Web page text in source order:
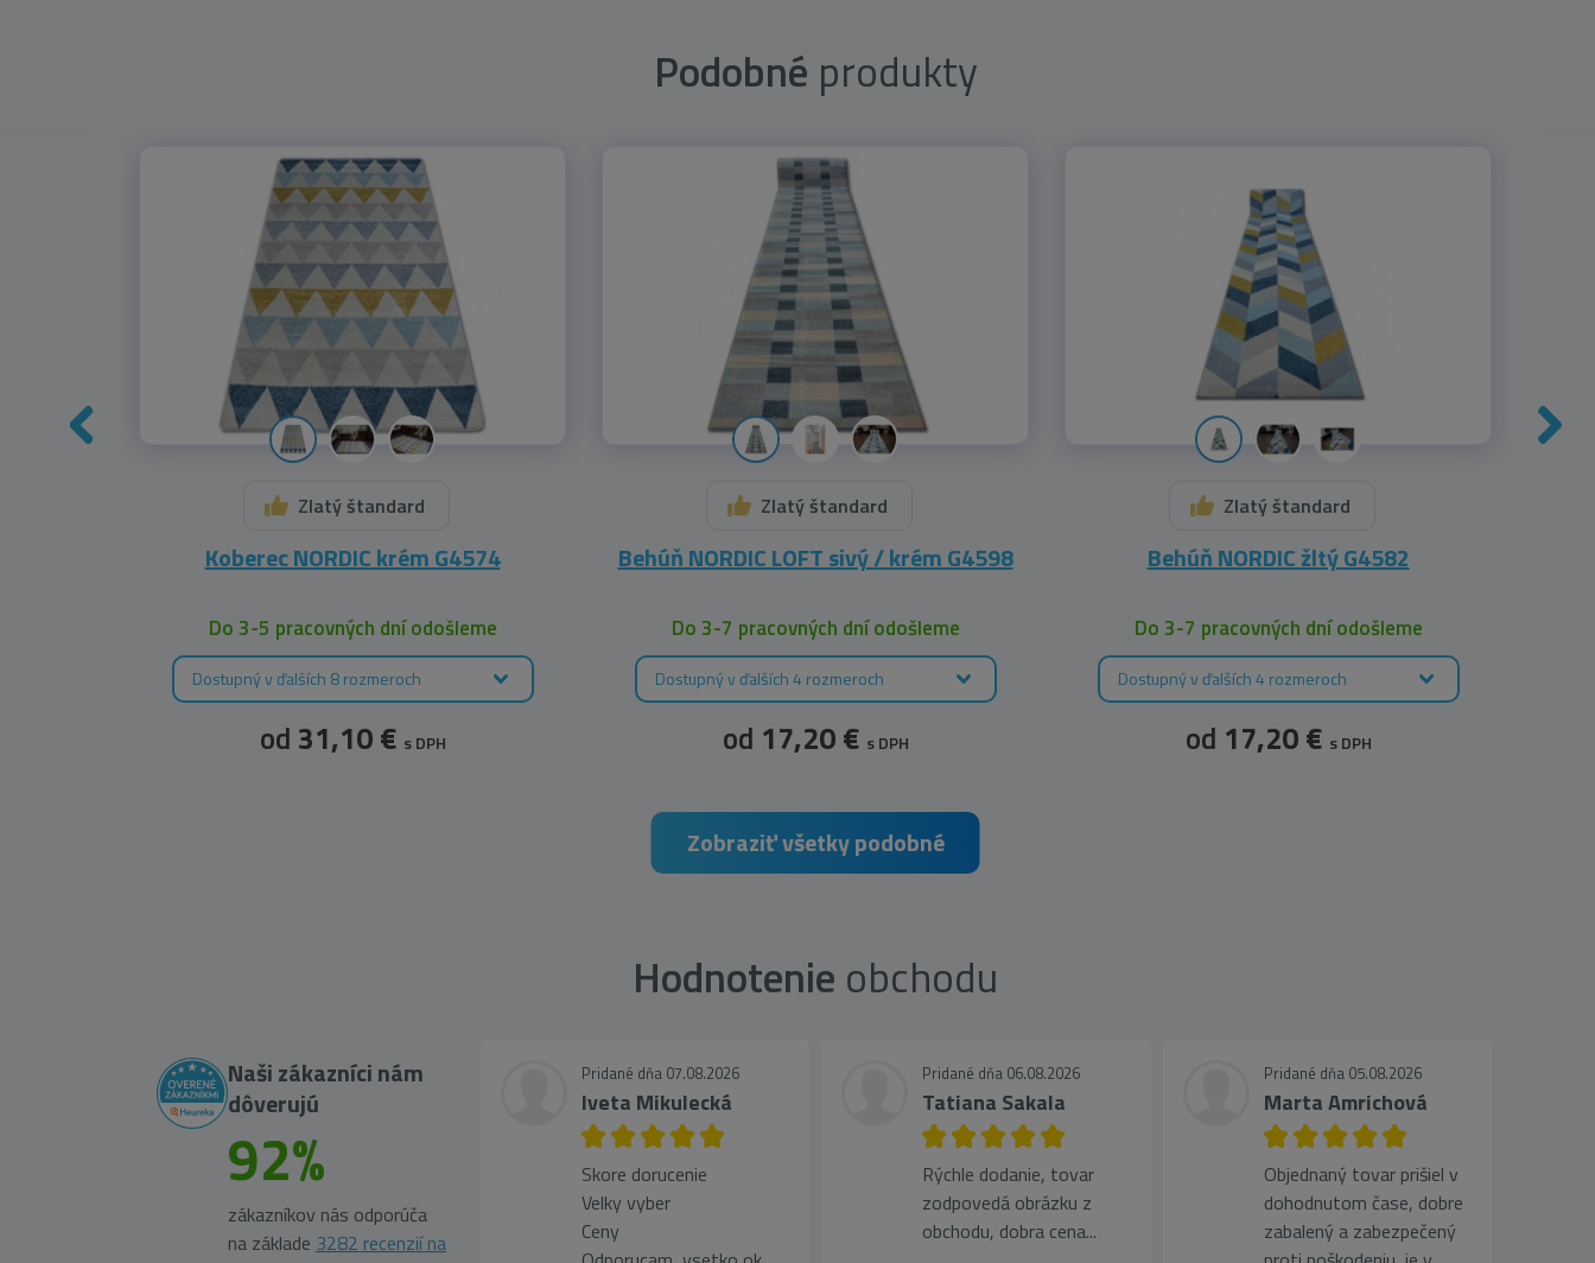
Podobné produkty
Zlatý štandard
Koberec NORDIC krém G4574
Do 3-5 pracovných dní odošleme
Dostupný v ďalších 8 rozmeroch
od 31,10 € s DPH
Zlatý štandard
Behúň NORDIC LOFT sivý / krém G4598
Do 3-7 pracovných dní odošleme
Dostupný v ďalších 4 rozmeroch
od 17,20 € s DPH
Zlatý štandard
Behúň NORDIC žltý G4582
Do 3-7 pracovných dní odošleme
Dostupný v ďalších 4 rozmeroch
od 17,20 € s DPH
Zobraziť všetky podobné
Hodnotenie obchodu
Naši zákazníci nám
dôverujú
92%
zákazníkov nás odporúča
na základe 3282 recenzií na
Pridané dňa 07.08.2026
Iveta Mikulecká
Skore dorucenie
Velky vyber
Ceny
Pridané dňa 06.08.2026
Tatiana Sakala
Rýchle dodanie, tovar
zodpovedá obrázku z
obchodu, dobra cena...
Pridané dňa 05.08.2026
Marta Amrichová
Objednaný tovar prišiel v
dohodnutom čase, dobre
zabalený a zabezpečený